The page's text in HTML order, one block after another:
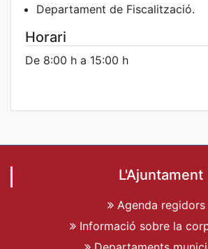
Departament de Fiscalització.
Horari
De 8:00 h a 15:00 h
L'Ajuntament
Agenda regidors
Informació sobre la